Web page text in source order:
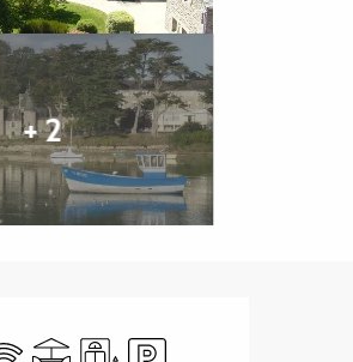
+ 2
&
Fi TerrasseAufzugParkplatz